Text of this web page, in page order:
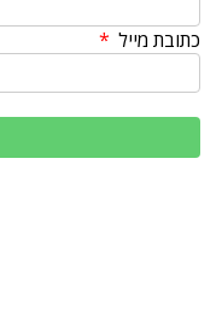
כתובת מייל